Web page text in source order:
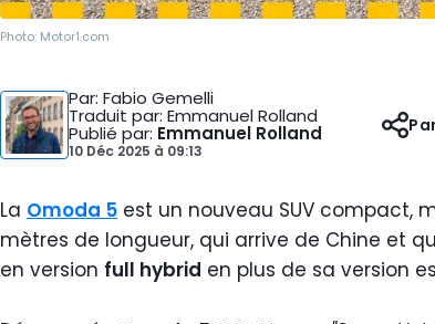
Photo: Motor1.com
Par: Fabio Gemelli
Traduit par: Emmanuel Rolland
Publié par: Emmanuel Rolland
10 Déc 2025 à 09:13
La Omoda 5 est un nouveau SUV compact,
mètres de longueur, qui arrive de Chine et
en version full hybrid en plus de sa version